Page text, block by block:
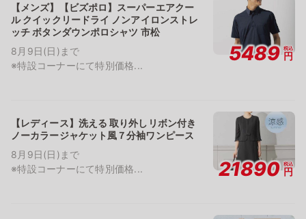
【メンズ】【ビズポロ】スーパーエアクー
ル クイックリードライ ノンアイロンストレ
ッチ ボタンダウンポロシャツ 市松
8月9日(日)まで
※特設コーナーにて特別価格...
5489 税込
円
【レディース】洗える 取り外しリボン付き
ノーカラージャケット風７分袖ワンピース
8月9日(日)まで
※特設コーナーにて特別価格...
21890 税込
円